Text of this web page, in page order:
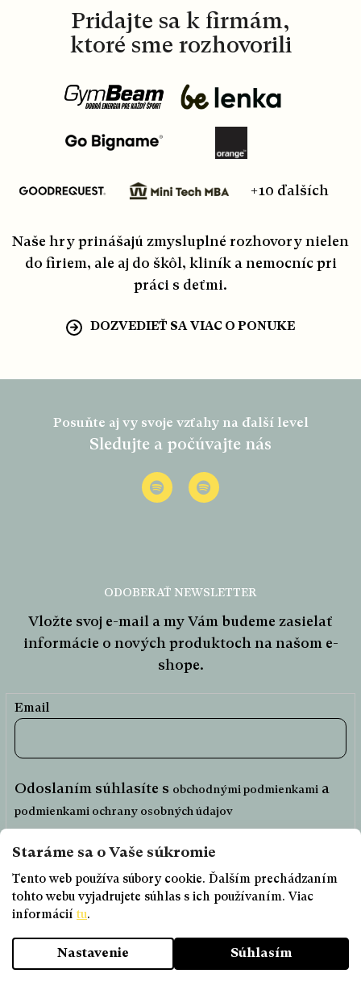
Tento web používa súbory cookie. Ďalším prechádzaním
tohto webu vyjadrujete súhlas s ich používaním. Viac
informácií tu.
Nastavenie Súhlasím
Objednajte si do 12:00 a dodanie máte na
+ darček Miničlovečina!
Pridajte sa k firmám,
ktoré sme rozhovorili
+10 ďalších
Naše hry prinášajú zmysluplné rozhovory nielen
do firiem, ale aj do škôl, kliník a nemocníc pri
práci s deťmi.
DOZVEDIEŤ SA VIAC O PONUKE
ODOBERAŤ NEWSLETTER
Vložte svoj e-mail a my Vám budeme zasielať
informácie o nových produktoch na našom e-
shope.
Email
Odoslaním súhlasíte s obchodnými podmienkami a
podmienkami ochrany osobných údajov
Prihlásiť sa
PRAVIDLÁ SÚŤAŽE
Posuňte aj vy svoje vzťahy na ďalší level
Sledujte a počúvajte nás